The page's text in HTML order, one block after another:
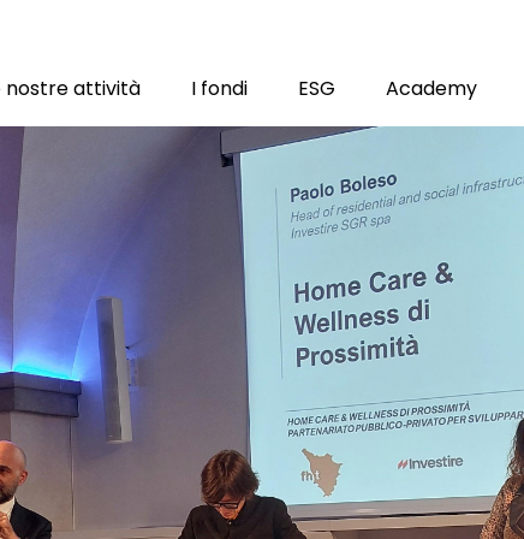
nostre attività I fondi ESG Academy